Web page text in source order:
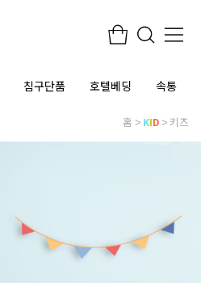
침구단품 호텔베딩 속통
홈 KID 키즈